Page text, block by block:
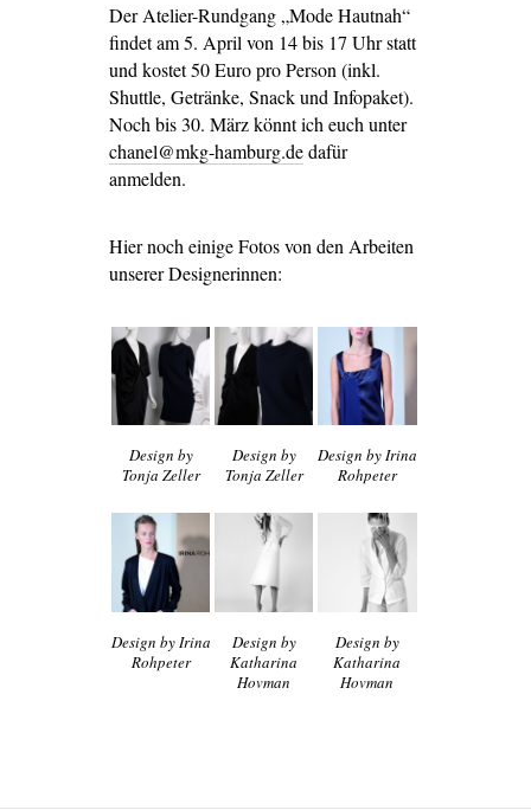
Der Atelier-Rundgang „Mode Hautnah“
findet am 5. April von 14 bis 17 Uhr statt
und kostet 50 Euro pro Person (inkl.
Shuttle, Getränke, Snack und Infopaket).
Noch bis 30. März könnt ich euch unter
chanel@mkg-hamburg.dedafür
anmelden.
Hier noch einige Fotos von den Arbeiten
unserer Designerinnen:
Design by
Tonja Zeller
Design by
Tonja Zeller
Design by Irina
Rohpeter
Design by Irina
Rohpeter
Design by
Katharina
Hovman
Design by
Katharina
Hovman